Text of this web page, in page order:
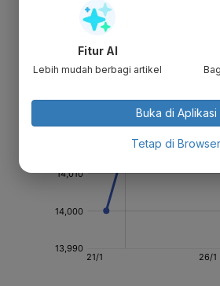
Fitur AI
Lebih mudah berbagi artikel
Buka di Aplikasi
Tetap di Browser